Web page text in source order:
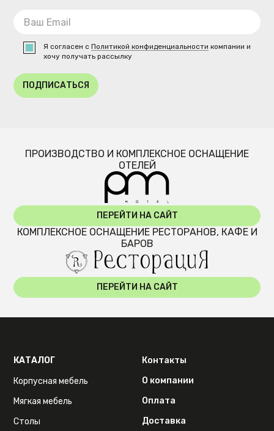
Я согласен сПолитикой конфиденциальности компании и
хочу получать рассылку
ПОДПИСАТЬСЯ
ПРОИЗВОДСТВО И КОМПЛЕКСНОЕ ОСНАЩЕНИЕ
ОТЕЛЕЙ
ПЕРЕЙТИ НА САЙТ
КОМПЛЕКСНОЕ ОСНАЩЕНИЕ РЕСТОРАНОВ, КАФЕ И
БАРОВ
ПЕРЕЙТИ НА САЙТ
КАТАЛОГ
Корпусная мебель
Мягкая мебель
Столы
Контакты
О компании
Оплата
Доставка